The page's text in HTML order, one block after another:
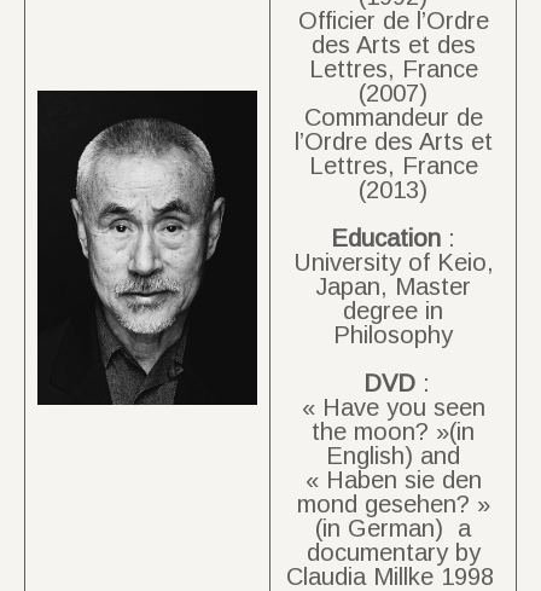
Officier de l’Ordre
des Arts et des
Lettres, France
(2007)
Commandeur de
l’Ordre des Arts et
Lettres, France
(2013)
Education :
University of Keio,
Japan, Master
degree in
Philosophy
DVD :
« Have you seen
the moon? »(in
English) and
« Haben sie den
mond gesehen? »
(in German) a
documentary by
Claudia Millke 1998